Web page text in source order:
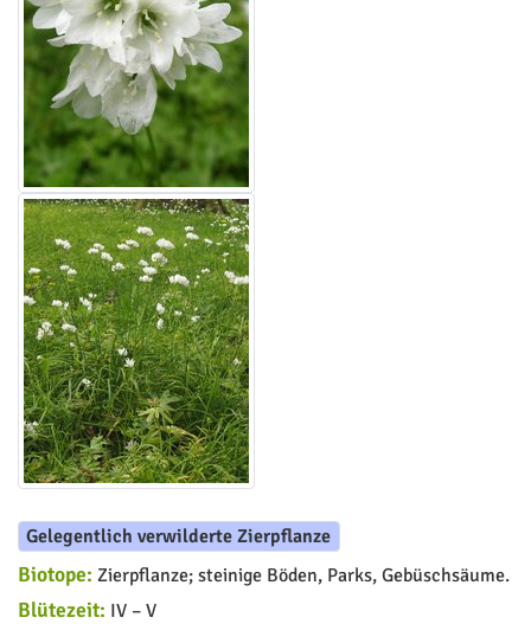
Gelegentlich verwilderte Zierpflanze
Biotope: Zierpflanze; steinige Böden, Parks, Gebüschsäume.
Blütezeit: IV – V